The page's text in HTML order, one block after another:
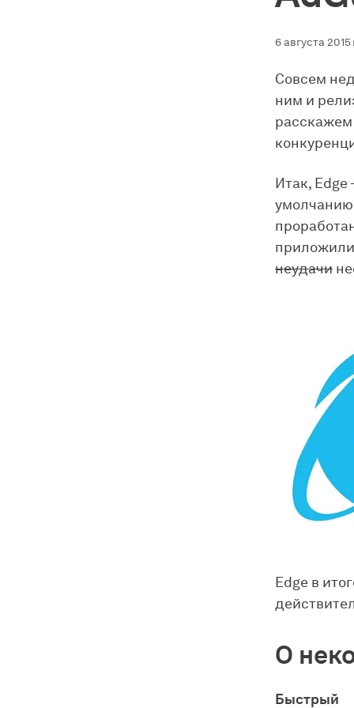
6 августа 2015
Совсем
ним и
расскажем
Итак,
умолчанию
приложили
неудачи
Edge в
О
Быстрый